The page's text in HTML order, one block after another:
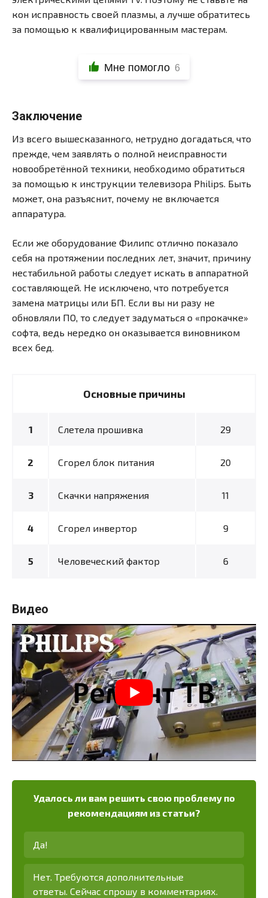
кон исправность своей плазмы, а лучше обратитесь
за помощью к квалифицированным мастерам.
Мне помогло 6
Заключение
Из всего вышесказанного, нетрудно догадаться, что
прежде, чем заявлять о полной неисправности
новообретённой техники, необходимо обратиться
за помощью к инструкции телевизора Philips. Быть
может, она разъяснит, почему не включается
аппаратура.
Если же оборудование Филипс отлично показало
себя на протяжении последних лет, значит, причину
нестабильной работы следует искать в аппаратной
составляющей. Не исключено, что потребуется
замена матрицы или БП. Если вы ни разу не
обновляли ПО, то следует задуматься о «прокачке»
софта, ведь нередко он оказывается виновником
всех бед.
Основные причины
Слетела прошивка 29
Сгорел блок питания 20
Скачки напряжения 11
Сгорел инвертор 9
Человеческий фактор 6
Видео
Удалось ли вам решить свою проблему по
рекомендациям из статьи?
Да!
Нет. Требуются дополнительные
ответы. Сейчас спрошу в комментариях.